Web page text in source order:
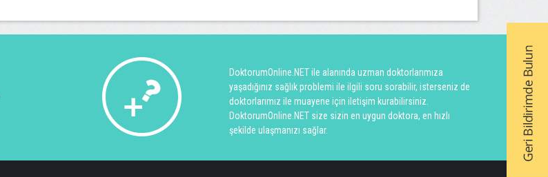
DoktorumOnline.NET ile alanında uzman doktorlarımıza
yaşadığınız sağlık problemi ile ilgili soru sorabilir, isterseniz de
doktorlarımız ile muayene için iletişim kurabilirsiniz.
DoktorumOnline.NET size sizin en uygun doktora, en hızlı
şekilde ulaşmanızı sağlar.